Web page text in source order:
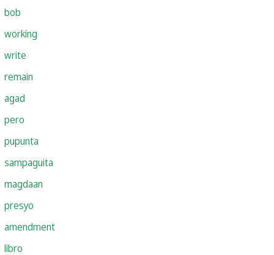
bob
working
write
remain
agad
pero
pupunta
sampaguita
magdaan
presyo
amendment
libro